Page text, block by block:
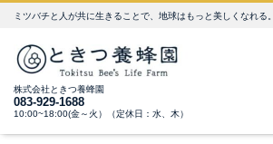
ミツバチと人が共に生きることで、地球はもっと美しくなれる。
株式会社ときつ養蜂園
083-929-1688
10:00~18:00(金～火）（定休日：水、木）